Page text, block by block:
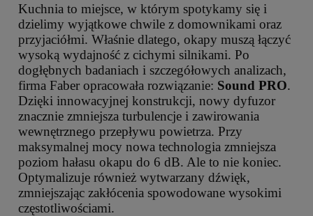
Kuchnia to miejsce, w którym spotykamy się i
dzielimy wyjątkowe chwile z domownikami oraz
przyjaciółmi. Właśnie dlatego, okapy muszą łączyć
wysoką wydajność z cichymi silnikami. Po
dogłębnych badaniach i szczegółowych analizach,
firma Faber opracowała rozwiązanie: Sound PRO.
Dzięki innowacyjnej konstrukcji, nowy dyfuzor
znacznie zmniejsza turbulencje i zawirowania
wewnętrznego przepływu powietrza. Przy
maksymalnej mocy nowa technologia zmniejsza
poziom hałasu okapu do 6 dB. Ale to nie koniec.
Optymalizuje również wytwarzany dźwięk,
zmniejszając zakłócenia spowodowane wysokimi
częstotliwościami.